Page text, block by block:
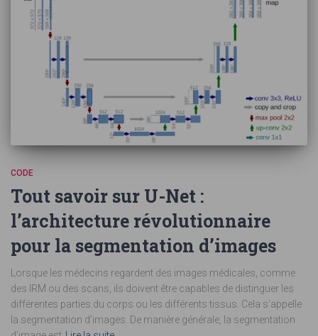
CODE
Tout savoir sur U-Net :
l’architecture révolutionnaire
pour la segmentation d’images
Lorsque les médecins regardent des images médicales, comme
des IRM ou des scans, ils doivent être capables de distinguer les
différentes parties du corps ou les différents tissus. Cela s’appelle
la segmentation d’images. De manière générale, la segmentation